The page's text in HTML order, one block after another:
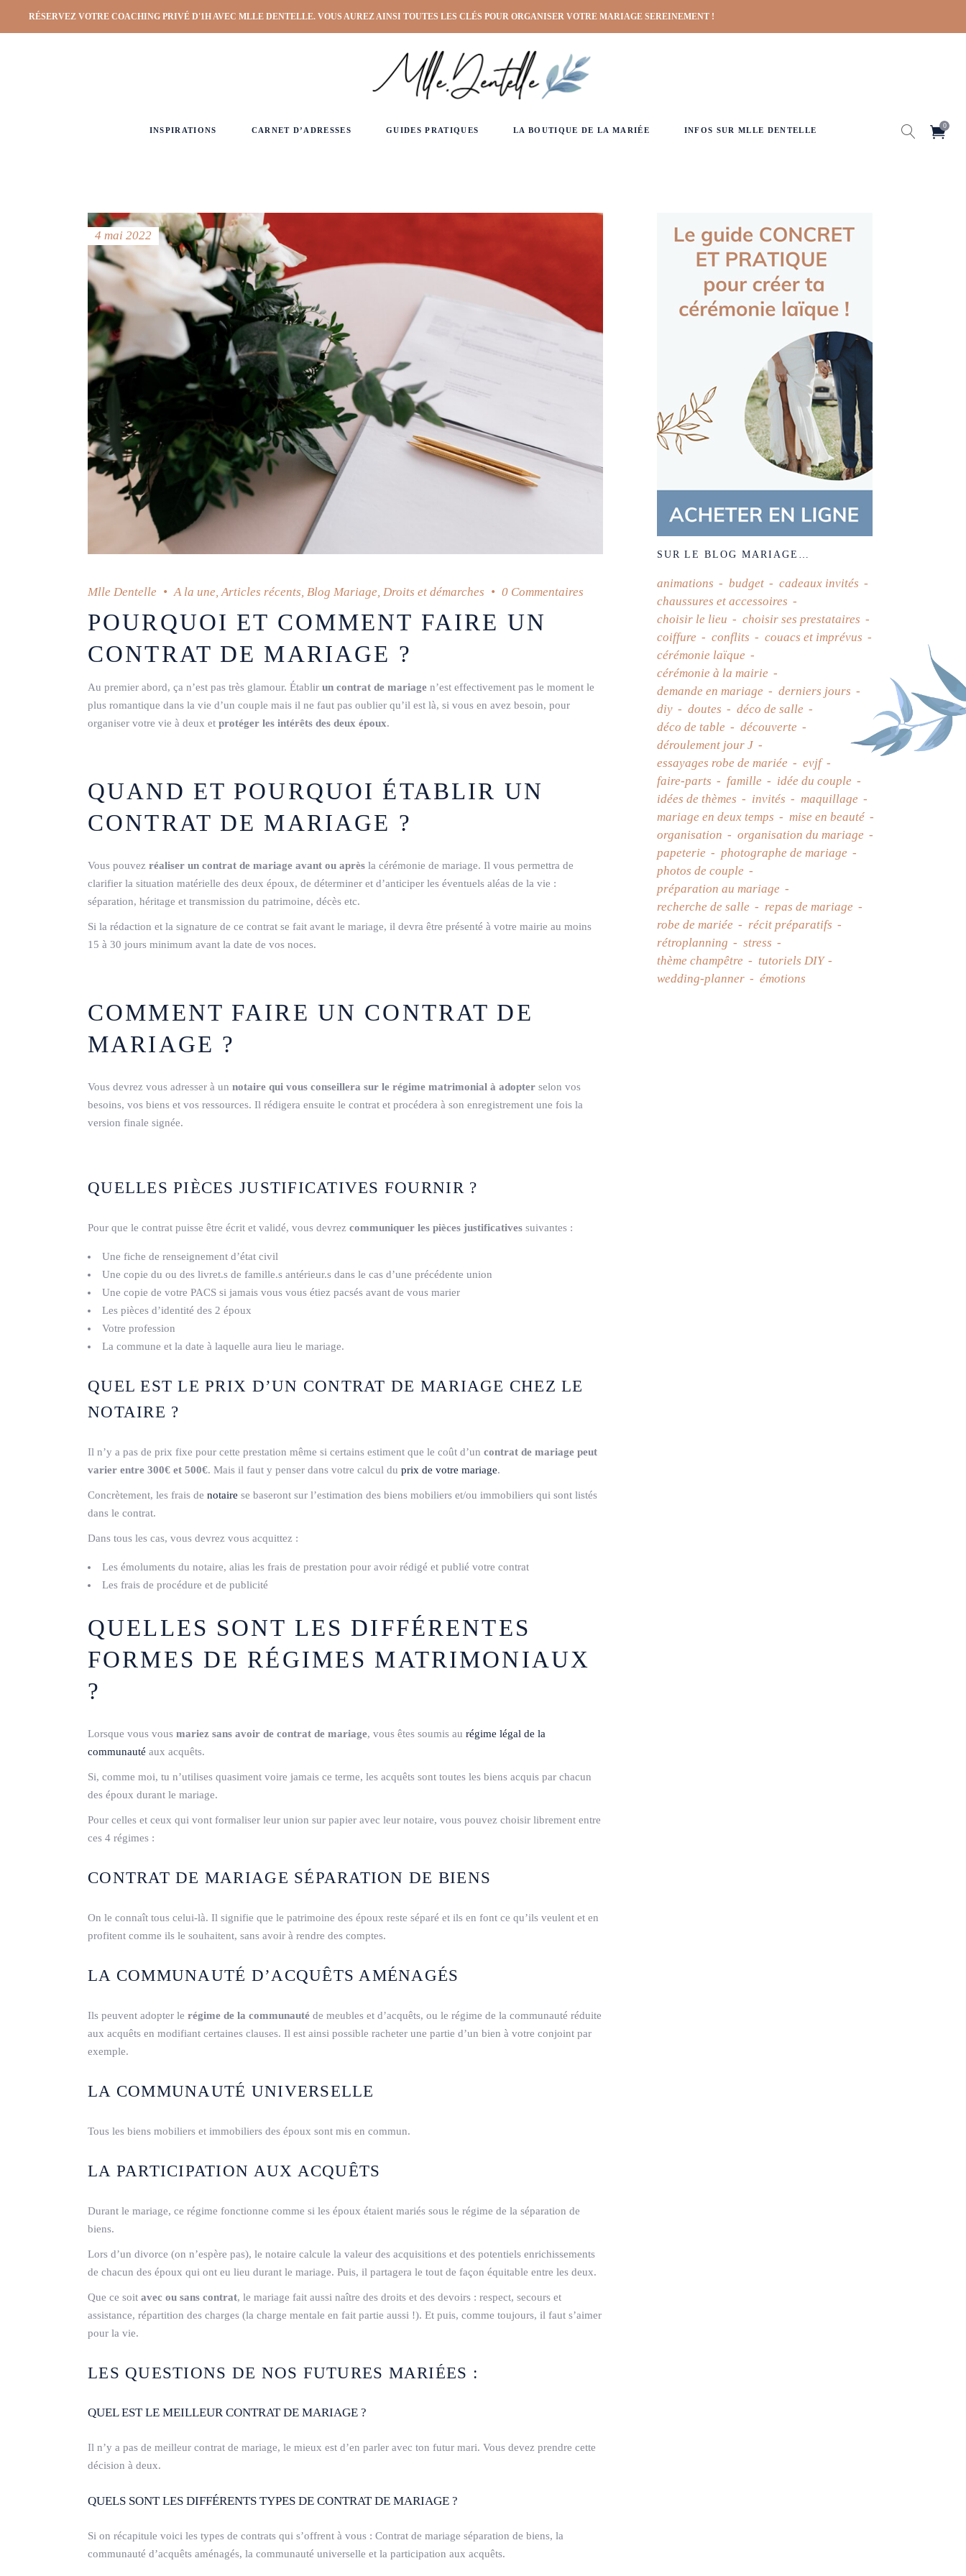
RÉSERVEZ VOTRE COACHING PRIVÉ D'1H AVEC MLLE DENTELLE. VOUS AUREZ AINSI TOUTES LES CLÉS POUR ORGANISER VOTRE MARIAGE SEREINEMENT !
INSPIRATIONS CARNET D’ADRESSES GUIDES PRATIQUES LA BOUTIQUE DE LA MARIÉE INFOS SUR MLLE DENTELLE
0
4 mai 2022
Mlle Dentelle A la une,Articles récents, Blog Mariage, Droits et démarches 0 Commentaires
POURQUOI ET COMMENT FAIRE UN
CONTRAT DE MARIAGE ?
Au premier abord, ça n’est pas très glamour. Établir un contrat de mariage n’est effectivement pas le moment le
plus romantique dans la vie d’un couple mais il ne faut pas oublier qu’il est là, si vous en avez besoin, pour
organiser votre vie à deux et protéger les intérêts des deux époux.
QUAND ET POURQUOI ÉTABLIR UN
CONTRAT DE MARIAGE ?
Vous pouvez réaliser un contrat de mariage avant ou après la cérémonie de mariage. Il vous permettra de
clarifier la situation matérielle des deux époux, de déterminer et d’anticiper les éventuels aléas de la vie :
séparation, héritage et transmission du patrimoine, décès etc.
Si la rédaction et la signature de ce contrat se fait avant le mariage, il devra être présenté à votre mairie au moins
15 à 30 jours minimum avant la date de vos noces.
COMMENT FAIRE UN CONTRAT DE
MARIAGE ?
Vous devrez vous adresser à un notaire qui vous conseillera sur le régime matrimonial à adopter selon vos
besoins, vos biens et vos ressources. Il rédigera ensuite le contrat et procédera à son enregistrement une fois la
version finale signée.
QUELLES PIÈCES JUSTIFICATIVES FOURNIR ?
Pour que le contrat puisse être écrit et validé, vous devrez communiquer les pièces justificatives suivantes :
Une fiche de renseignement d’état civil
Une copie du ou des livret.s de famille.s antérieur.s dans le cas d’une précédente union
Une copie de votre PACS si jamais vous vous étiez pacsés avant de vous marier
Les pièces d’identité des 2 époux
Votre profession
La commune et la date à laquelle aura lieu le mariage.
QUEL EST LE PRIX D’UN CONTRAT DE MARIAGE CHEZ LE
NOTAIRE ?
Il n’y a pas de prix fixe pour cette prestation même si certains estiment que le coût d’un contrat de mariage peut
varier entre 300€ et 500€. Mais il faut y penser dans votre calcul du prix de votre mariage.
Concrètement, les frais de notaire se baseront sur l’estimation des biens mobiliers et/ou immobiliers qui sont listés
dans le contrat.
Dans tous les cas, vous devrez vous acquittez :
Les émoluments du notaire, alias les frais de prestation pour avoir rédigé et publié votre contrat
Les frais de procédure et de publicité
QUELLES SONT LES DIFFÉRENTES
FORMES DE RÉGIMES MATRIMONIAUX
?
Lorsque vous vous mariez sans avoir de contrat de mariage, vous êtes soumis au régime légal de la
communauté aux acquêts.
Si, comme moi, tu n’utilises quasiment voire jamais ce terme, les acquêts sont toutes les biens acquis par chacun
des époux durant le mariage.
Pour celles et ceux qui vont formaliser leur union sur papier avec leur notaire, vous pouvez choisir librement entre
ces 4 régimes :
CONTRAT DE MARIAGE SÉPARATION DE BIENS
On le connaît tous celui-là. Il signifie que le patrimoine des époux reste séparé et ils en font ce qu’ils veulent et en
profitent comme ils le souhaitent, sans avoir à rendre des comptes.
LA COMMUNAUTÉ D’ACQUÊTS AMÉNAGÉS
Ils peuvent adopter le régime de la communauté de meubles et d’acquêts, ou le régime de la communauté réduite
aux acquêts en modifiant certaines clauses. Il est ainsi possible racheter une partie d’un bien à votre conjoint par
exemple.
LA COMMUNAUTÉ UNIVERSELLE
Tous les biens mobiliers et immobiliers des époux sont mis en commun.
LA PARTICIPATION AUX ACQUÊTS
Durant le mariage, ce régime fonctionne comme si les époux étaient mariés sous le régime de la séparation de
biens.
Lors d’un divorce (on n’espère pas), le notaire calcule la valeur des acquisitions et des potentiels enrichissements
de chacun des époux qui ont eu lieu durant le mariage. Puis, il partagera le tout de façon équitable entre les deux.
Que ce soit avec ou sans contrat, le mariage fait aussi naître des droits et des devoirs : respect, secours et
assistance, répartition des charges (la charge mentale en fait partie aussi !). Et puis, comme toujours, il faut s’aimer
pour la vie.
LES QUESTIONS DE NOS FUTURES MARIÉES :
QUEL EST LE MEILLEUR CONTRAT DE MARIAGE ?
Il n’y a pas de meilleur contrat de mariage, le mieux est d’en parler avec ton futur mari. Vous devez prendre cette
décision à deux.
QUELS SONT LES DIFFÉRENTS TYPES DE CONTRAT DE MARIAGE ?
Si on récapitule voici les types de contrats qui s’offrent à vous : Contrat de mariage séparation de biens, la
communauté d’acquêts aménagés, la communauté universelle et la participation aux acquêts.
SUR LE BLOG MARIAGE…
animations budget
cadeaux invités
chaussures et accessoires
choisir le lieu
choisir ses prestataires
coiffure
conflits
couacs et imprévus
cérémonie laïque
cérémonie à la mairie
demande en mariage
derniers jours
diy
doutes
déco de salle
déco de table
découverte
déroulement jour J
essayages robe de mariée
evjf
faire-parts
famille
idée du couple
idées de thèmes
invités
maquillage
mariage en deux temps
mise en beauté
organisation
organisation du mariage
papeterie
photographe de mariage
photos de couple
préparation au mariage
recherche de salle
repas de mariage
robe de mariée
récit préparatifs
rétroplanning
stress
thème champêtre
tutoriels DIY
wedding-planner
émotions